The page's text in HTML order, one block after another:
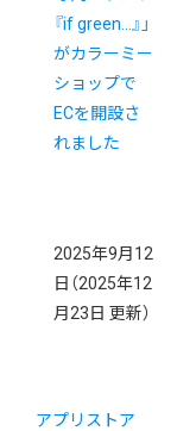
『if green…』」
がカラーミー
ショップで
ECを開設さ
れました
2025年9月12
日 （2025年12
月23日 更新）
アプリストア